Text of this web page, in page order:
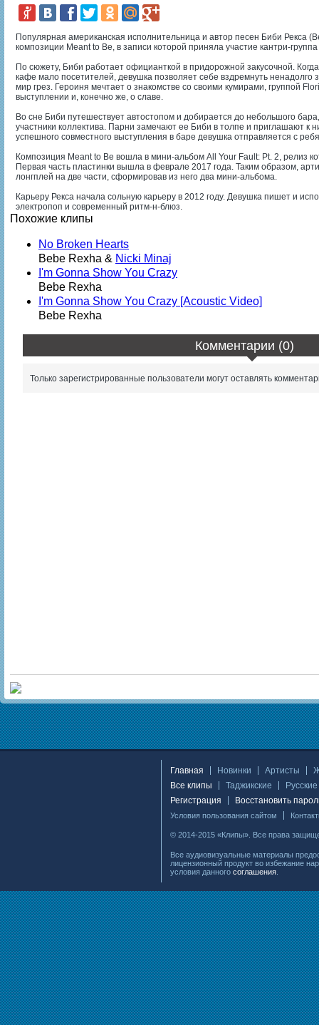
Популярная американская исполнительница и автор песен Биби Рекса
композиции Meant to Be, в записи которой приняла участие кантри-
По сюжету, Биби работает официанткой в придорожной закусочной.
кафе мало посетителей, девушка позволяет себе вздремнуть ненадолго
мир грез. Героиня мечтает о знакомстве со своими кумирами, группой
выступлении и, конечно же, о славе.
Во сне Биби путешествует автостопом и добирается до небольшого
участники коллектива. Парни замечают ее Биби в толпе и приглашают к
успешного совместного выступления в баре девушка отправляется с
Композиция Meant to Be вошла в мини-альбом All Your Fault: Pt. 2, релиз
Первая часть пластинки вышла в феврале 2017 года. Таким образом,
лонгплей на две части, сформировав из него два мини-альбома.
Карьеру Рекса начала сольную карьеру в 2012 году. Девушка пишет и
электропоп и современный ритм-н-блюз.
Похожие клипы
No Broken Hearts
Bebe Rexha & Nicki Minaj
I'm Gonna Show You Crazy
Bebe Rexha
I'm Gonna Show You Crazy [Acoustic Video]
Bebe Rexha
Комментарии (0)
Только зарегистрированные пользователи могут оставлять
Главная Новинки Артисты
Все клипы
Таджикские
Русские
Регистрация
Восстановить
Условия пользования сайтом
© 2014-2015 «Клипы». Все права
Все аудиовизуальные материалы
лицензионный продукт во избежание
условия данного соглашения